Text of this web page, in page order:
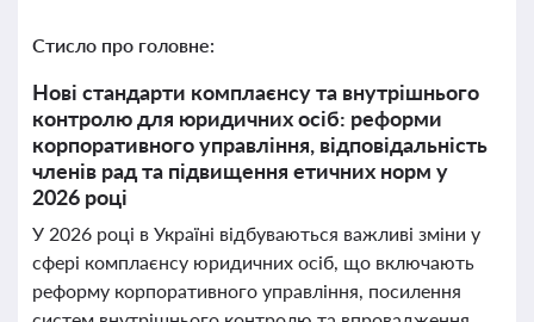
Стисло про головне:
Нові стандарти комплаєнсу та внутрішнього
контролю для юридичних осіб: реформи
корпоративного управління, відповідальність
членів рад та підвищення етичних норм у
2026 році
У 2026 році в Україні відбуваються важливі зміни у
сфері комплаєнсу юридичних осіб, що включають
реформу корпоративного управління, посилення